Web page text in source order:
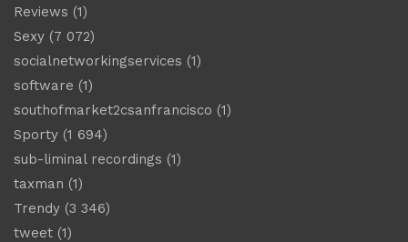
Reviews (1)
Sexy (7 072)
socialnetworkingservices (1)
software (1)
southofmarket2csanfrancisco (1)
Sporty (1 694)
sub-liminal recordings (1)
taxman (1)
Trendy (3 346)
tweet (1)